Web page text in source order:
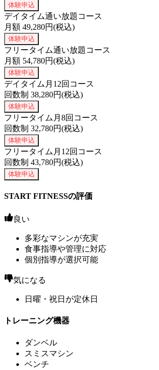
体験申込
デイタイム通い放題コース
月額 49,280円(税込)
体験申込
フリータイム通い放題コース
月額 54,780円(税込)
体験申込
デイタイム月12回コース
回数制 38,280円(税込)
体験申込
フリータイム月8回コース
回数制 32,780円(税込)
体験申込
フリータイム月12回コース
回数制 43,780円(税込)
体験申込
START FITNESSの評価
良い
多彩なマシンが充実
食事指導や管理に対応
個別指導が選択可能
気になる
日曜・祝日が定休日
トレーニング機器
ダンベル
スミスマシン
ベンチ